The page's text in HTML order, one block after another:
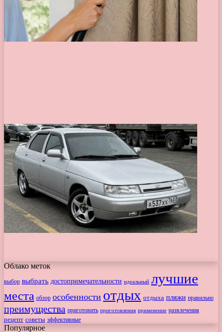
Облако меток
выбор выбрать достопримечательности идеальный лучшие
места обзор особенности отдых отдыха пляжи правильно
преимущества приготовить приготовления применение развлечения
рецепт советы эффективные
Популярное